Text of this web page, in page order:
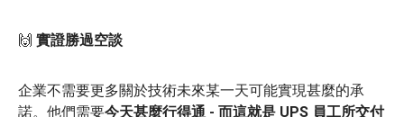
🙌 實證勝過空談
企業不需要更多關於技術未來某一天可能實現甚麼的承
諾。他們需要今天甚麼行得通 - 而這就是 UPS 員工所交付